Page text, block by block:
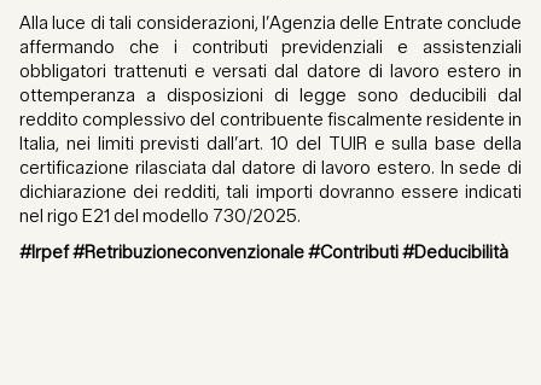
Alla luce di tali considerazioni, l’Agenzia delle Entrate conclude
affermando che i contributi previdenziali e assistenziali
obbligatori trattenuti e versati dal datore di lavoro estero in
ottemperanza a disposizioni di legge sono deducibili dal
reddito complessivo del contribuente fiscalmente residente in
Italia, nei limiti previsti dall’art. 10 del TUIR e sulla base della
certificazione rilasciata dal datore di lavoro estero. In sede di
dichiarazione dei redditi, tali importi dovranno essere indicati
nel rigo E21 del modello 730/2025.
#Irpef #Retribuzioneconvenzionale #Contributi #Deducibilità